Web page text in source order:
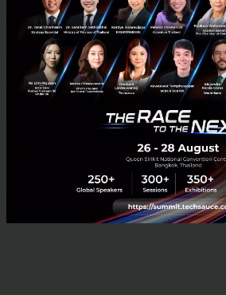
ให้เป็นที่รู้จักมากขึ้น และ
การจัดกิจกรรมและประ
พัฒนาสตาร์ทอัพรายสาขา
Festival ได้แก่ Health
FEST 2018, FARM
FEST 2018